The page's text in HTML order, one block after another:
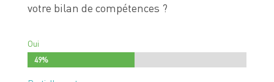
votre bilan de compétences ?
Oui
49%
49%